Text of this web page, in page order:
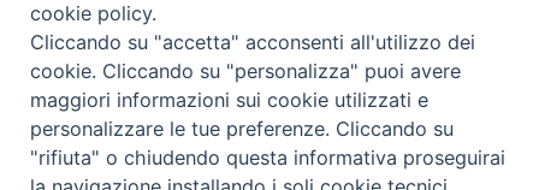
Policy Privacy
Copyright©2024 Patriarcato di Venezia
cookie policy.
Cliccando su "accetta" acconsenti all'utilizzo dei
cookie. Cliccando su "personalizza" puoi avere
maggiori informazioni sui cookie utilizzati e
personalizzare le tue preferenze. Cliccando su
"rifiuta" o chiudendo questa informativa proseguirai